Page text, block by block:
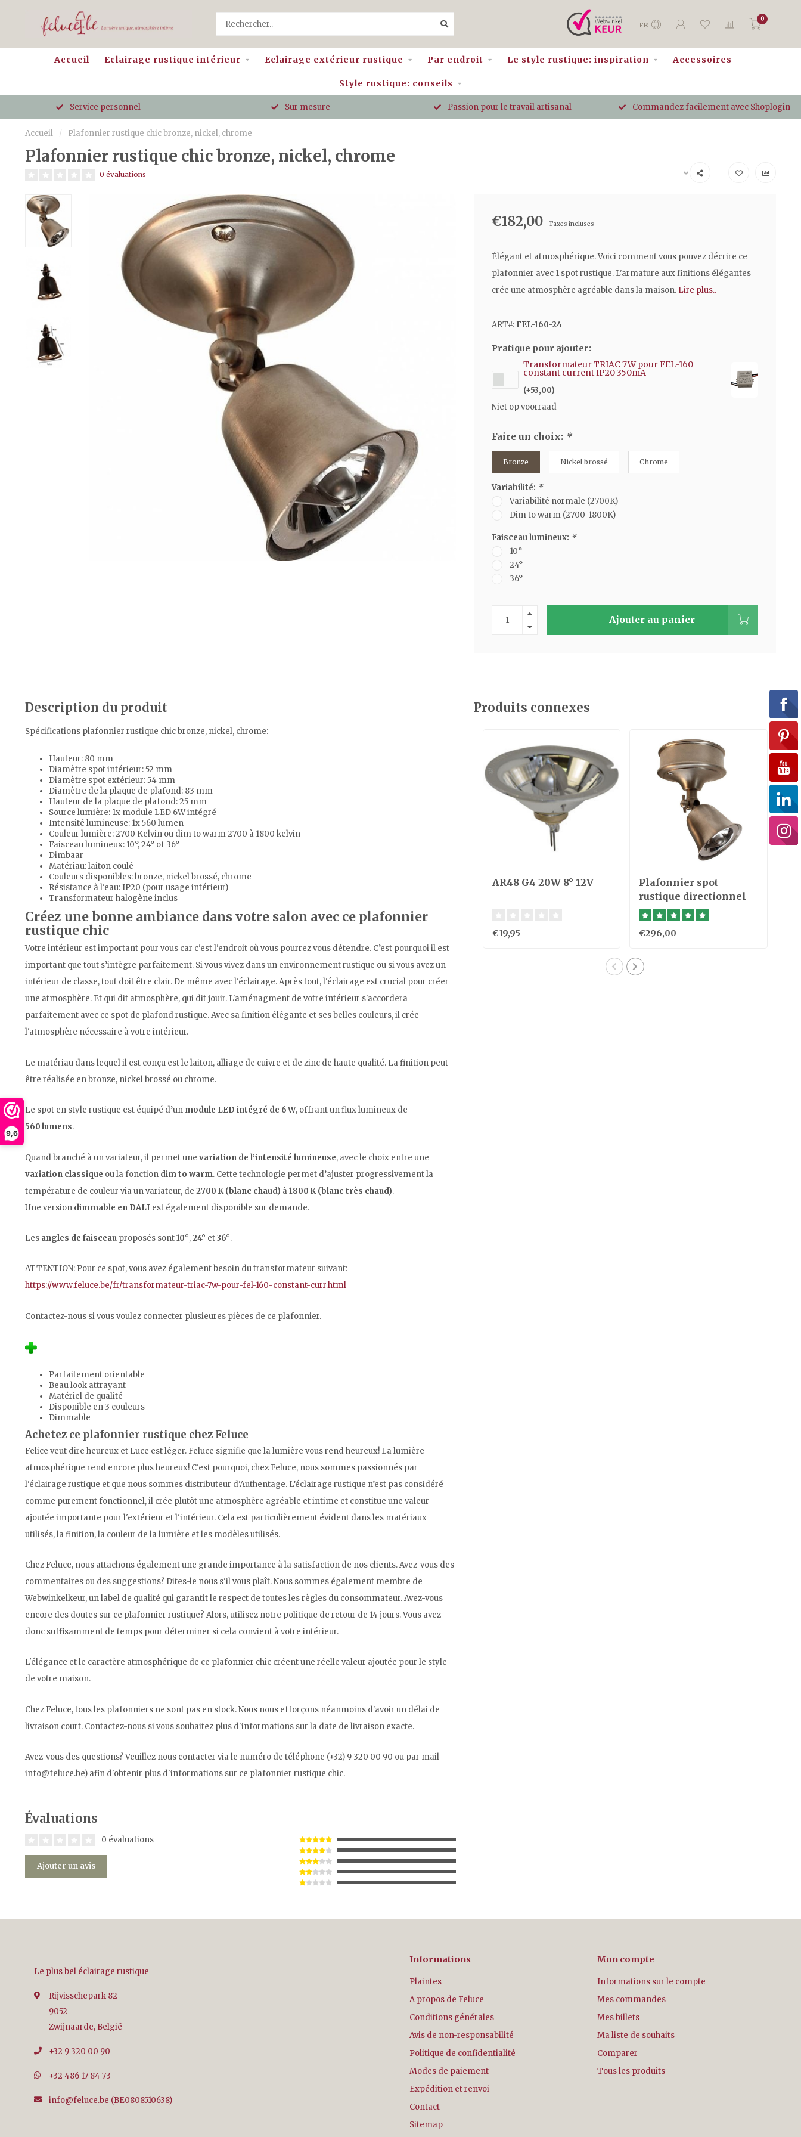
9,6
FR
0
Accueil Eclairage rustique intérieur Eclairage extérieur rustique Par endroit Le style rustique: inspiration Accessoires
Style rustique: conseils
Service personnel Sur mesure Passion pour le travail artisanal Commandez facilement avec Shoplogin
Accueil / Plafonnier rustique chic bronze, nickel, chrome
Plafonnier rustique chic bronze, nickel, chrome
0 évaluations
€182,00 Taxes incluses
Élégant et atmosphérique. Voici comment vous pouvez décrire ce
plafonnier avec 1 spot rustique. L'armature aux finitions élégantes
crée une atmosphère agréable dans la maison. Lire plus..
ART#: FEL-160-24
Pratique pour ajouter:
Transformateur TRIAC 7W pour FEL-160
constant current IP20 350mA
(+53,00)
Niet op voorraad
Faire un choix: *
Bronze Nickel brossé Chrome
Variabilité: *
Variabilité normale (2700K)
Dim to warm (2700-1800K)
Faisceau lumineux: *
10°
24°
36°
Ajouter au panier
Description du produit
Spécifications plafonnier rustique chic bronze, nickel, chrome:
Hauteur: 80 mm
Diamètre spot intérieur: 52 mm
Diamètre spot extérieur: 54 mm
Diamètre de la plaque de plafond: 83 mm
Hauteur de la plaque de plafond: 25 mm
Source lumière: 1x module LED 6W intégré
Intensité lumineuse: 1x 560 lumen
Couleur lumière: 2700 Kelvin ou dim to warm 2700 à 1800 kelvin
Faisceau lumineux: 10°, 24° of 36°
Dimbaar
Matériau: laiton coulé
Couleurs disponibles: bronze, nickel brossé, chrome
Résistance à l'eau: IP20 (pour usage intérieur)
Transformateur halogène inclus
Créez une bonne ambiance dans votre salon avec ce plafonnier
rustique chic
Votre intérieur est important pour vous car c'est l'endroit où vous pourrez vous détendre. C’est pourquoi il est
important que tout s’intègre parfaitement. Si vous vivez dans un environnement rustique ou si vous avez un
intérieur de classe, tout doit être clair. De même avec l'éclairage. Après tout, l'éclairage est crucial pour créer
une atmosphère. Et qui dit atmosphère, qui dit jouir. L'aménagment de votre intérieur s'accordera
parfaitement avec ce spot de plafond rustique. Avec sa finition élégante et ses belles couleurs, il crée
l'atmosphère nécessaire à votre intérieur.
Le matériau dans lequel il est conçu est le laiton, alliage de cuivre et de zinc de haute qualité. La finition peut
être réalisée en bronze, nickel brossé ou chrome.
Le spot en style rustique est équipé d’un module LED intégré de 6 W, offrant un flux lumineux de
560 lumens.
Quand branché à un variateur, il permet une variation de l’intensité lumineuse, avec le choix entre une
variation classique ou la fonction dim to warm. Cette technologie permet d’ajuster progressivement la
température de couleur via un variateur, de 2700 K (blanc chaud) à1800 K (blanc très chaud).
Une version dimmable en DALI est également disponible sur demande.
Les angles de faisceau proposés sont10°,24° et36°.
ATTENTION: Pour ce spot, vous avez également besoin du transformateur suivant:
https://www.feluce.be/fr/transformateur-triac-7w-pour-fel-160-constant-curr.html
Contactez-nous si vous voulez connecter plusieures pièces de ce plafonnier.
Parfaitement orientable
Beau look attrayant
Matériel de qualité
Disponible en 3 couleurs
Dimmable
Achetez ce plafonnier rustique chez Feluce
Felice veut dire heureux et Luce est léger. Feluce signifie que la lumière vous rend heureux! La lumière
atmosphérique rend encore plus heureux! C'est pourquoi, chez Feluce, nous sommes passionnés par
l'éclairage rustique et que nous sommes distributeur d'Authentage. L’éclairage rustique n’est pas considéré
comme purement fonctionnel, il crée plutôt une atmosphère agréable et intime et constitue une valeur
ajoutée importante pour l'extérieur et l'intérieur. Cela est particulièrement évident dans les matériaux
utilisés, la finition, la couleur de la lumière et les modèles utilisés.
Chez Feluce, nous attachons également une grande importance à la satisfaction de nos clients. Avez-vous des
commentaires ou des suggestions? Dites-le nous s'il vous plaît. Nous sommes également membre de
Webwinkelkeur, un label de qualité qui garantit le respect de toutes les règles du consommateur. Avez-vous
encore des doutes sur ce plafonnier rustique? Alors, utilisez notre politique de retour de 14 jours. Vous avez
donc suffisamment de temps pour déterminer si cela convient à votre intérieur.
L'élégance et le caractère atmosphérique de ce plafonnier chic créent une réelle valeur ajoutée pour le style
de votre maison.
Chez Feluce, tous les plafonniers ne sont pas en stock. Nous nous efforçons néanmoins d'avoir un délai de
livraison court. Contactez-nous si vous souhaitez plus d'informations sur la date de livraison exacte.
Avez-vous des questions? Veuillez nous contacter via le numéro de téléphone (+32) 9 320 00 90 ou par mail
info@feluce.be) afin d'obtenir plus d'informations sur ce plafonnier rustique chic.
Évaluations
0 évaluations
Ajouter un avis
Produits connexes
AR48 G4 20W 8° 12V
€19,95
Plafonnier spot
rustique directionnel
bronze, nickel, chrome
€296,00
Le plus bel éclairage rustique
Rijvisschepark 82
9052
Zwijnaarde, België
+32 9 320 00 90
+32 486 17 84 73
info@feluce.be (BE0808510638)
Informations
Plaintes
A propos de Feluce
Conditions générales
Avis de non-responsabilité
Politique de confidentialité
Modes de paiement
Expédition et renvoi
Contact
Sitemap
Mon compte
Informations sur le compte
Mes commandes
Mes billets
Ma liste de souhaits
Comparer
Tous les produits